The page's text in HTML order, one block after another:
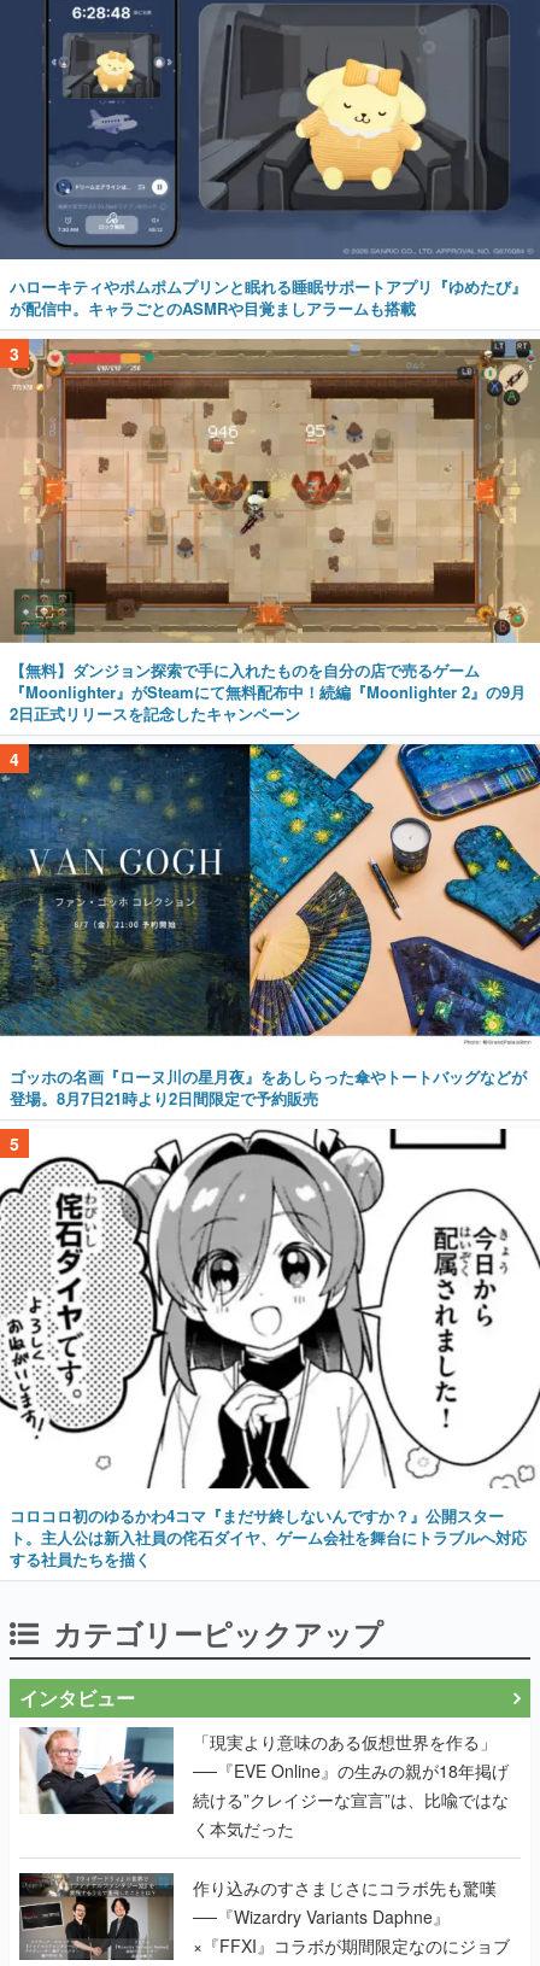
ハローキティやポムポムプリンと眠れる睡眠サポートアプリ『ゆめたび』
が配信中。キャラごとのASMRや目覚ましアラームも搭載
3
【無料】ダンジョン探索で手に入れたものを自分の店で売るゲーム
『Moonlighter』がSteamにて無料配布中！続編『Moonlighter 2』の9月
2日正式リリースを記念したキャンペーン
4
ゴッホの名画『ローヌ川の星月夜』をあしらった傘やトートバッグなどが
登場。8月7日21時より2日間限定で予約販売
5
コロコロ初のゆるかわ4コマ『まだサ終しないんですか？』公開スター
ト。主人公は新入社員の侘石ダイヤ、ゲーム会社を舞台にトラブルへ対応
する社員たちを描く
カテゴリーピックアップ
インタビュー
「現実より意味のある仮想世界を作る」
──『EVE Online』の生みの親が18年掲げ
続ける”クレイジーな宣言”は、比喩ではな
く本気だった
作り込みのすさまじさにコラボ先も驚嘆
──『Wizardry Variants Daphne』
×『FFXI』コラボが期間限定なのにジョブ